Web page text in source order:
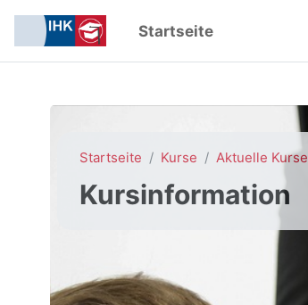
Startseite
Startseite Kurse Aktuelle Kurse
Kursinformation